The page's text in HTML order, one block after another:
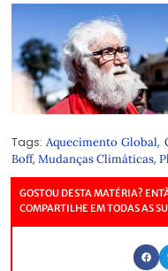
Tags:Aquecimento Global,
Boff, Mudanças Climáticas,
GOSTOU DESTA MATÉRIA?
COMPARTILHE EM TODAS AS